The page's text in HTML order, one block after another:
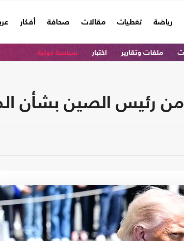
رياضة تغطيات مقالات صحافة أفكار
ملفات وتقارير اختبار سياسة دولية
من رئيس الصين بشأن